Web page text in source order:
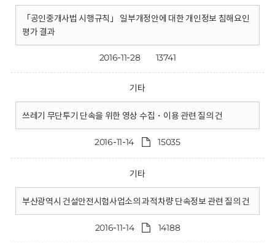
「공인중개사법 시행규칙」 일부개정안에 대한 개인정보 침해요인
평가 결과
2016-11-28 13741
기타
쓰레기 무단투기 단속을 위한 영상 수집・이용 관련 질의 건
2016-11-14 15035
기타
부산광역시 건설안전시험사업소의 과적차량 단속정보 관련 질의 건
2016-11-14 14188